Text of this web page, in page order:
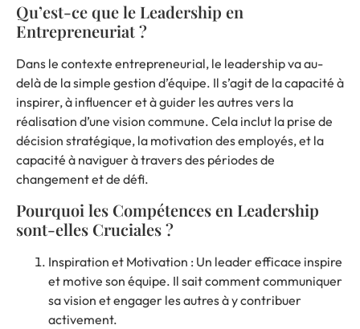
Qu’est-ce que le Leadership en
Entrepreneuriat ?
Dans le contexte entrepreneurial, le leadership va au-
delà de la simple gestion d’équipe. Il s’agit de la capacité à
inspirer, à influencer et à guider les autres vers la
réalisation d’une vision commune. Cela inclut la prise de
décision stratégique, la motivation des employés, et la
capacité à naviguer à travers des périodes de
changement et de défi.
Pourquoi les Compétences en Leadership
sont-elles Cruciales ?
Inspiration et Motivation : Un leader efficace inspire
et motive son équipe. Il sait comment communiquer
sa vision et engager les autres à y contribuer
activement.